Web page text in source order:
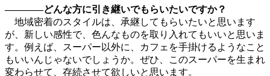
————どんな方に引き継いでもらいたいですか？
地域密着のスタイルは、承継してもらいたいと思います
が、新しい感性で、色んなものを取り入れてもいいと思いま
す。例えば、スーパー以外に、カフェを手掛けるようなこと
もいいんじゃないでしょうか。ぜひ、このスーパーを生まれ
変わらせて、存続させて欲しいと思います。